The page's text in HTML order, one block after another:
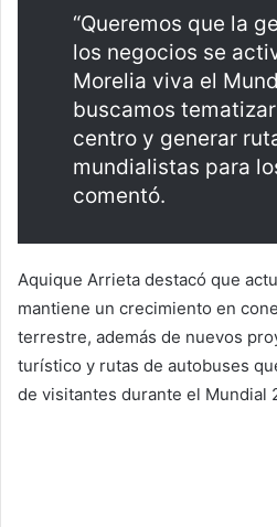
“Queremos que la
los negocios se
Morelia viva el
buscamos
centro y generar
mundialistas para
comentó.
Aquique Arrieta destacó que
mantiene un crecimiento en
terrestre, además de nuevos
turístico y rutas de autobuses
de visitantes durante el Mundial